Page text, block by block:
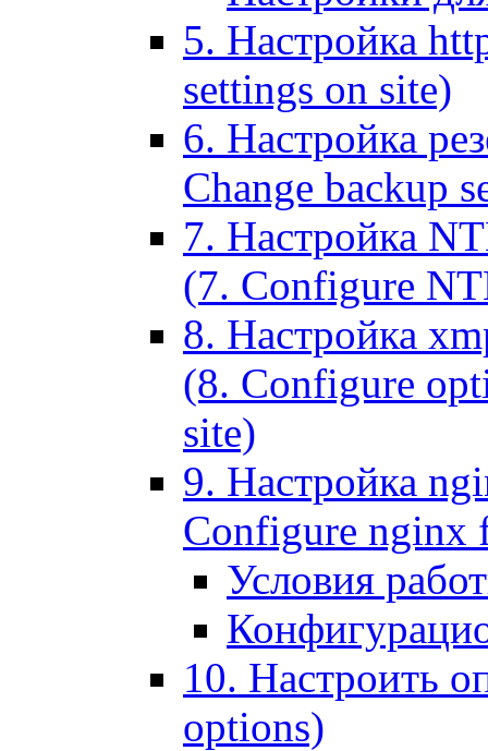
5. Настройка
settings on site)
6. Настройка
Change backup
7. Настройка
(7. Configure
8. Настройка
(8. Configure
site)
9. Настройка
Configure nginx
Условия
10. Настроить
options)